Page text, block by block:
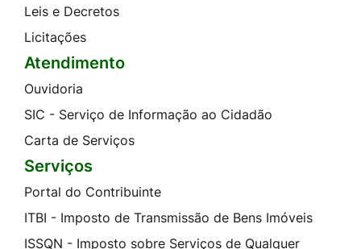
Leis e Decretos
Licitações
Atendimento
Ouvidoria
SIC - Serviço de Informação ao Cidadão
Carta de Serviços
Serviços
Portal do Contribuinte
ITBI - Imposto de Transmissão de Bens Imóveis
ISSQN - Imposto sobre Serviços de Qualquer